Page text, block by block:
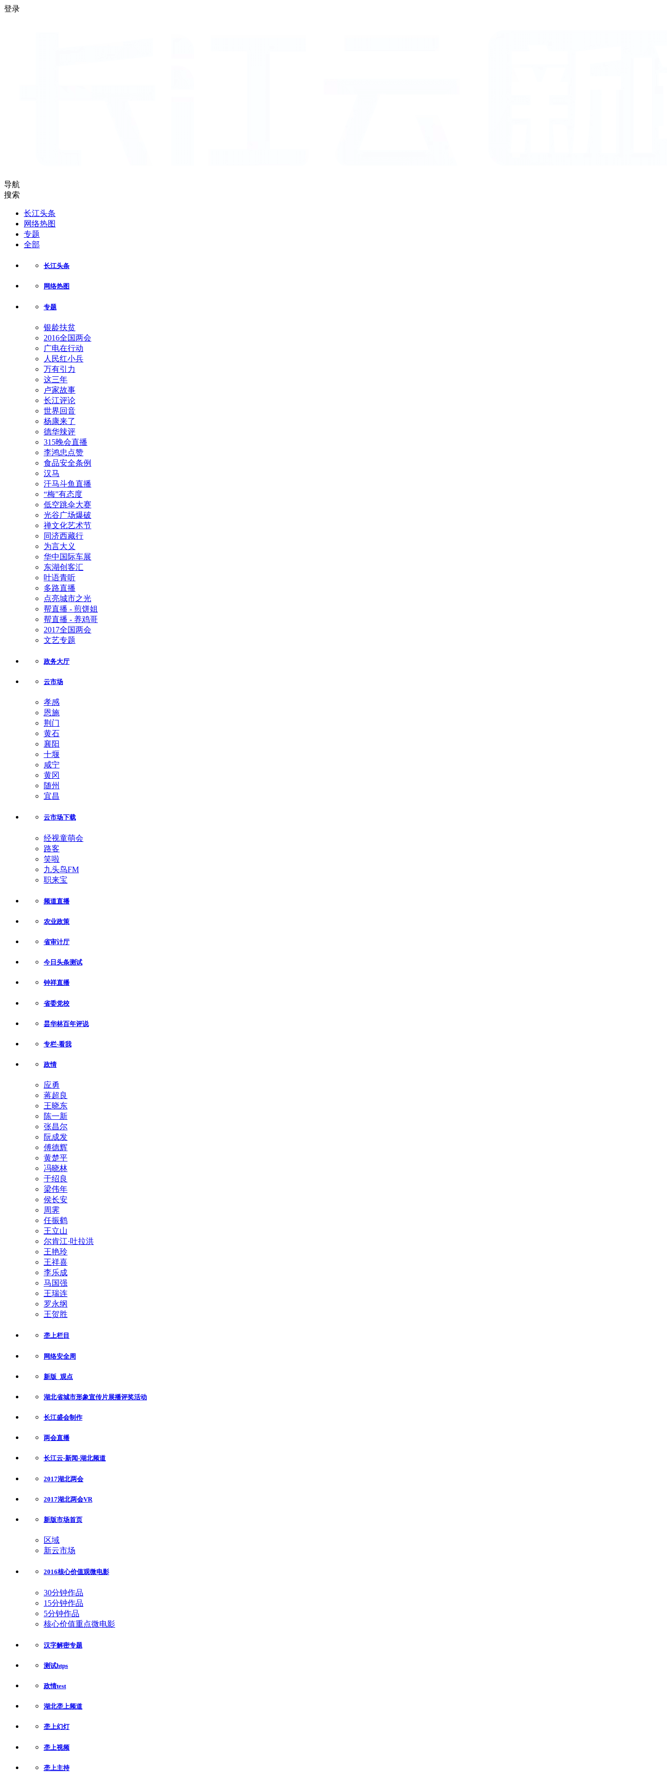
登录
导航
搜索
长江头条
网络热图
专题
全部
长江头条
网络热图
专题
银龄扶贫
2016全国两会
广电在行动
人民红小兵
万有引力
这三年
卢家故事
长江评论
世界回音
杨康来了
德华辣评
315晚会直播
李鸿忠点赞
食品安全条例
汉马
汗马斗鱼直播
“梅”有态度
低空跳伞大赛
光谷广场爆破
禅文化艺术节
同济西藏行
为言大义
华中国际车展
东湖创客汇
叶语青听
多路直播
点亮城市之光
帮直播 - 煎饼姐
帮直播 - 养鸡哥
2017全国两会
文艺专题
政务大厅
云市场
孝感
恩施
荆门
黄石
襄阳
十堰
咸宁
黄冈
随州
宜昌
云市场下载
经视童萌会
路客
笑啦
九头鸟FM
职来宝
频道直播
农业政策
省审计厅
今日头条测试
钟祥直播
省委党校
昙华林百年评说
专栏-看我
政情
应勇
蒋超良
王晓东
陈一新
张昌尔
阮成发
傅德辉
黄楚平
冯晓林
于绍良
梁伟年
侯长安
周霁
任振鹤
王立山
尔肯江·吐拉洪
王艳玲
王祥喜
李乐成
马国强
王瑞连
罗永纲
王贺胜
垄上栏目
网络安全周
新版_观点
湖北省城市形象宣传片展播评奖活动
长江盛会制作
两会直播
长江云-新闻-湖北频道
2017湖北两会
2017湖北两会VR
新版市场首页
区域
新云市场
2016核心价值观微电影
30分钟作品
15分钟作品
5分钟作品
核心价值重点微电影
汉字解密专题
测试htps
政情test
湖北垄上频道
垄上幻灯
垄上视频
垄上主持